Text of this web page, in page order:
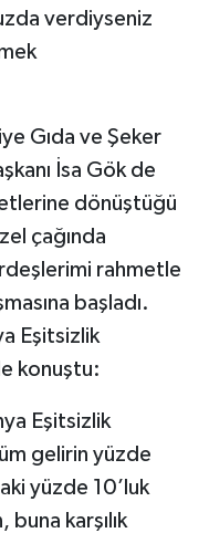
verdiyseniz
Gıda ve Şeker
İsa Gök de
dönüştüğü
çağında
rahmetle
başladı.
Eşitsizlik
konuştu:
Eşitsizlik
gelirin yüzde
yüzde 10’luk
buna karşılık